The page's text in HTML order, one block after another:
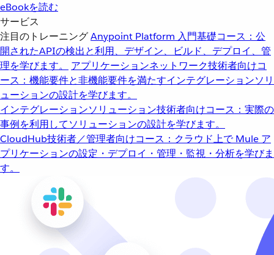
eBookを読む
サービス
注目のトレーニングAnypoint Platform 入門基礎コース：公
開されたAPIの検出と利用、デザイン、ビルド、デプロイ、管
理を学びます。
アプリケーションネットワーク技術者向けコ
ース：機能要件と非機能要件を満たすインテグレーションソリ
ューションの設計を学びます。
インテグレーションソリューション技術者向けコース：実際の
事例を利用してソリューションの設計を学びます。
CloudHub技術者／管理者向けコース：クラウド上で Mule ア
プリケーションの設定・デプロイ・管理・監視・分析を学びま
す。